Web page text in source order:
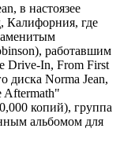
в настоязее
Калифорния, где
работавшим
Drive-In, From First
диска Norma Jean,
Aftermath"
копий), группа
альбомом для